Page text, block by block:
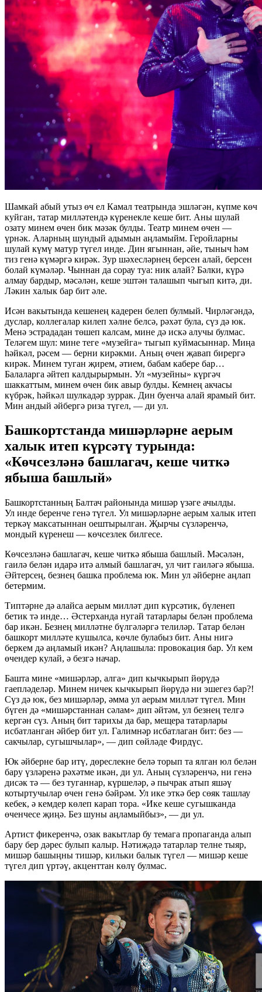
Шамкай абый утыз өч ел Камал театрында эшләгән, күпме көч
куйган, татар милләтендә күренекле кеше бит. Аны шулай
озату минем өчен бик мәзәк булды. Театр минем өчен —
үрнәк. Аларның шундый адымын аңламыйм. Геройларны
шулай күмү матур түгел инде. Дин ягыннан, әйе, тыныч һәм
тиз генә күмәргә кирәк. Зур шәхесләрнең берсен алай, берсен
болай күмәләр. Чыннан да сорау туа: ник алай? Бәлки, күрә
алмау бардыр, мәсәлән, кеше эштән талашып чыгып китә, ди.
Ләкин халык бар бит әле.
Исән вакытында кешенең кадерен белеп булмый. Чирләгәндә,
дуслар, коллегалар килеп хәлне белсә, рәхәт була, сүз дә юк.
Менә эстрададан төшеп калсам, мине дә искә алучы булмас.
Теләгем шул: мине теге «музейга» тыгып куймасыннар. Миңа
һәйкәл, рәсем — берни кирәкми. Аның өчен җавап бирергә
кирәк. Минем туган җирем, әтием, бабам кабере бар…
Балаларга әйтеп калдырырмын. Ул «музейны» күргәч
шаккаттым, минем өчен бик авыр булды. Кемнең акчасы
күбрәк, һәйкәл шулкадәр зуррак. Дин буенча алай ярамый бит.
Мин андый әйбергә риза түгел, — ди ул.
Башкортстанда мишәрләрне аерым
халык итеп күрсәтү турында:
«Көчсезләнә башлагач, кеше читкә
ябыша башлый»
Башкортстанның Балтач районында мишәр үзәге ачылды.
Ул инде беренче генә түгел. Ул мишәрләрне аерым халык итеп
теркәү максатыннан оештырылган. Җырчы сүзләренчә,
мондый күренеш — көчсезлек билгесе.
Көчсезләнә башлагач, кеше читкә ябыша башлый. Мәсәлән,
гаилә белән идарә итә алмый башлагач, ул чит гаиләгә ябыша.
Әйтерсең, безнең башка проблема юк. Мин ул әйберне аңлап
бетермим.
Типтәрне дә алайса аерым милләт дип күрсәтик, бүленеп
бетик тә инде… Әстерханда нугай татарлары белән проблема
бар икән. Безнең милләтне бүлгәләргә телиләр. Татар белән
башкорт милләте кушылса, көчле булабыз бит. Аны нигә
беркем дә аңламый икән? Аңлашыла: провокация бар. Ул кем
өчендер кулай, ә безгә начар.
Башта мине «мишәрләр, алга» дип кычкырып йөрүдә
гаепләделәр. Минем ничек кычкырып йөрүдә ни эшегез бар?!
Сүз дә юк, без мишәрләр, әмма ул аерым милләт түгел. Мин
бүген дә «мишәрстаннан сәлам» дип әйтәм, ул безнең телгә
кергән сүз. Аның бит тарихы да бар, мещера татарлары
исбатланган әйбер бит ул. Галимнәр исбатлаган бит: без —
сакчылар, сугышчылар», — дип сөйләде Фирдүс.
Юк әйберне бар итү, дөреслекне белә торып та ялган юл белән
бару үзләренә рәхәтме икән, ди ул. Аның сүзләренчә, ни генә
дисәк тә — без туганнар, күршеләр, ә пычрак атып яшәү
котыртучылар өчен генә бәйрәм. Ул ике эткә бер сөяк ташлау
кебек, ә кемдер көлеп карап тора. «Ике кеше сугышканда
өченчесе җиңә. Без шуны аңламыйбыз», — ди ул.
Артист фикеренчә, озак вакытлар бу темага пропаганда алып
бару бер дәрес булып калыр. Нәтиҗәдә татарлар телне тыяр,
мишәр башыңны тишәр, кильки балык түгел — мишәр кеше
түгел дип үртәү, акценттан көлү булмас.